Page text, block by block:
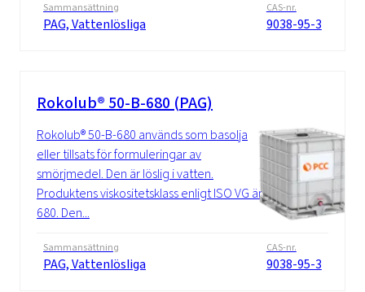
Sammansättning
PAG, Vattenlösliga
CAS-nr.
9038-95-3
Rokolub® 50-B-680 (PAG)
Rokolub® 50-B-680 används som basolja
eller tillsats för formuleringar av
smörjmedel. Den är löslig i vatten.
Produktens viskositetsklass enligt ISO VG är
680. Den...
Sammansättning
PAG, Vattenlösliga
CAS-nr.
9038-95-3